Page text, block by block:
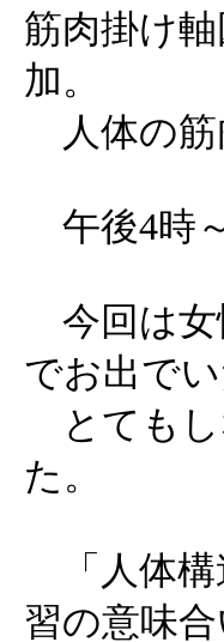
筋肉掛け
加。
人体の筋
午後4時
今回は女
でお出で
とてもし
た。
「人体構
習の意味